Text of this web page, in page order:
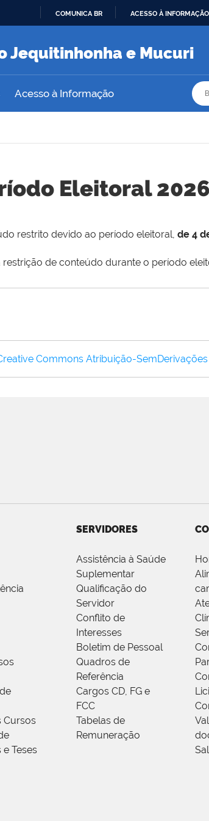
O
COMUNICA BR ACESSO À INFORMAÇÃO
Jequitinhonha e Mucuri
Acesso à Informação
Eleitoral 2026
restrito devido ao período eleitoral, de 4
restrição de conteúdo durante o período
Commons Atribuição-
Cursos
Teses
SERVIDORES
Assistência à Saúde
Suplementar
Qualificação do
Servidor
Conflito de
Interesses
Boletim de Pessoal
Quadros de
Referência
Cargos CD, FG e
FCC
Tabelas de
Remuneração